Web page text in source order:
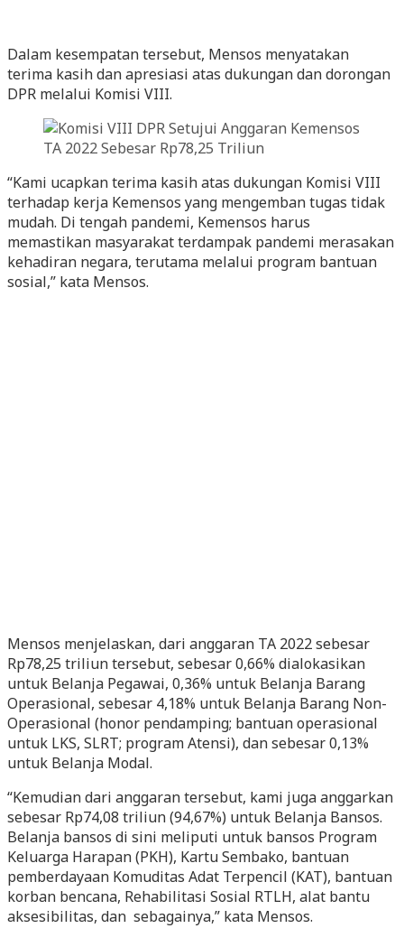
Dalam kesempatan tersebut, Mensos menyatakan
terima kasih dan apresiasi atas dukungan dan dorongan
DPR melalui Komisi VIII.
“Kami ucapkan terima kasih atas dukungan Komisi VIII
terhadap kerja Kemensos yang mengemban tugas tidak
mudah. Di tengah pandemi, Kemensos harus
memastikan masyarakat terdampak pandemi merasakan
kehadiran negara, terutama melalui program bantuan
sosial,” kata Mensos.
Mensos menjelaskan, dari anggaran TA 2022 sebesar
Rp78,25 triliun tersebut, sebesar 0,66% dialokasikan
untuk Belanja Pegawai, 0,36% untuk Belanja Barang
Operasional, sebesar 4,18% untuk Belanja Barang Non-
Operasional (honor pendamping; bantuan operasional
untuk LKS, SLRT; program Atensi), dan sebesar 0,13%
untuk Belanja Modal.
“Kemudian dari anggaran tersebut, kami juga anggarkan
sebesar Rp74,08 triliun (94,67%) untuk Belanja Bansos.
Belanja bansos di sini meliputi untuk bansos Program
Keluarga Harapan (PKH), Kartu Sembako, bantuan
pemberdayaan Komuditas Adat Terpencil (KAT), bantuan
korban bencana, Rehabilitasi Sosial RTLH, alat bantu
aksesibilitas, dan sebagainya,” kata Mensos.